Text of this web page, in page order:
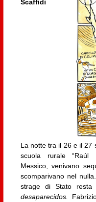
Scaffidi
La notte tra il 26 e il 27
scuola rurale “Raúl
Messico, venivano
scomparivano nel
strage di Stato resta
desaparecidos.